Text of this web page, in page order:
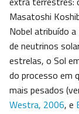
Masatoshi
Nobel atribuído
de neutrinos
estrelas, o Sol
do processo em
mais pesados
Westra, 2006, e